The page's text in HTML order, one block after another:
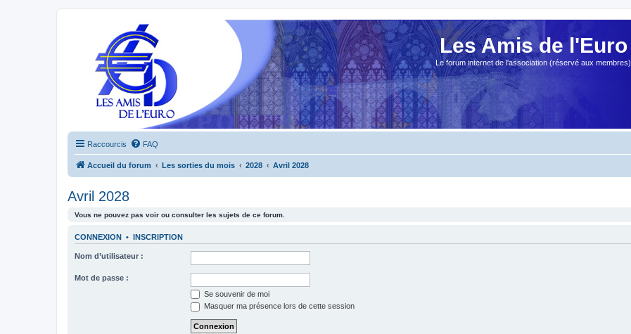
Les Amis de l'Euro
Le forum internet de l'association (réservé aux membres)
Raccourcis FAQ
Accueil du forum Les sorties du mois 2028 Avril 2028
Avril 2028
Vous ne pouvez pas voir ou consulter les sujets de ce forum.
CONNEXION • INSCRIPTION
Nom d’utilisateur :
Mot de passe :
Se souvenir de moi
Masquer ma présence lors de cette session